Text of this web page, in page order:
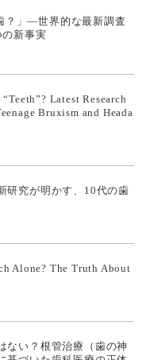
？」—世界的な最新調査
新事実
Latest Research
Bruxism and Heada
研究が明かす、10代の歯
Alone? The Truth About
ない？根管治療（歯の神